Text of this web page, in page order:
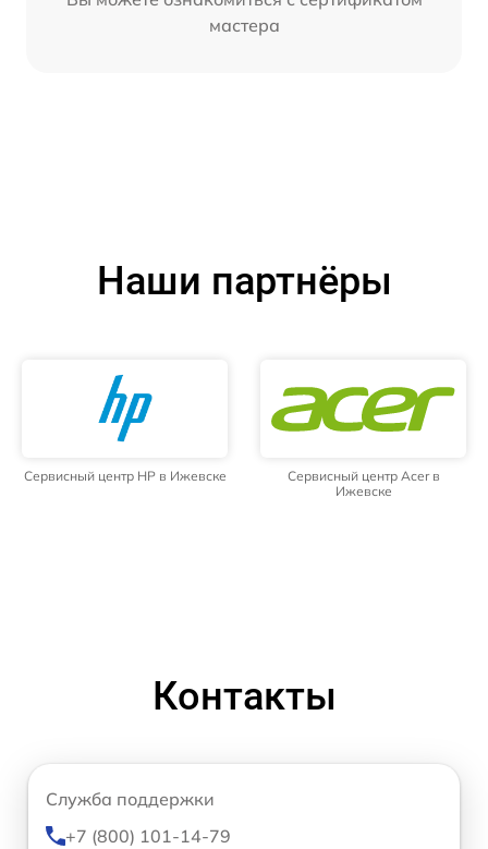
мастера
Наши партнёры
Сервисный центр HP в Ижевске
Сервисный центр Acer в
Ижевске
Контакты
Служба поддержки
+7 (800) 101-14-79